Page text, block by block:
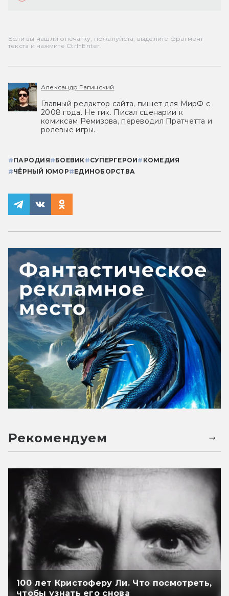
Если вы нашли опечатку, пожалуйста, выделите фрагмент
текста и нажмите Ctrl+Enter.
Александр Гагинский
Главный редактор сайта, пишет для МирФ с
2008 года. Не гик. Писал сценарии к
комиксам Ремизова, переводил Пратчетта и
ролевые игры.
#ПАРОДИЯ#БОЕВИК#СУПЕРГЕРОИ# КОМЕДИЯ
#ЧЁРНЫЙ ЮМОР#ЕДИНОБОРСТВА
Рекомендуем
100 лет Кристоферу Ли. Что посмотреть,
чтобы узнать его снова